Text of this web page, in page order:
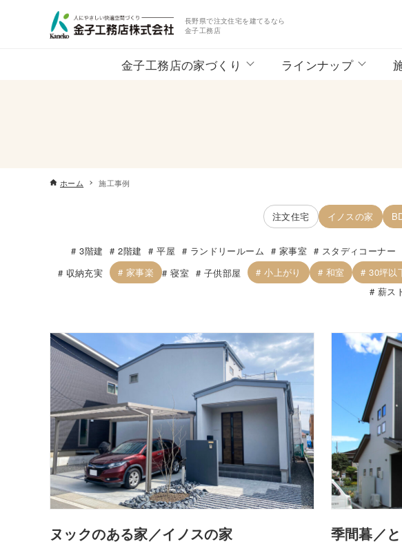
長野県で注文住宅を建てるなら
金子工務店
金子工務店の家づくり ラインナップ
ホーム 施工事例
注文住宅 イノスの家
3階建 2階建 平屋 ランドリールーム 家事室 スタディコーナー
収納充実
家事楽 寝室 子供部屋 小上がり 和室 30坪以
薪ス
ヌックのある家／イノスの家 季間暮／